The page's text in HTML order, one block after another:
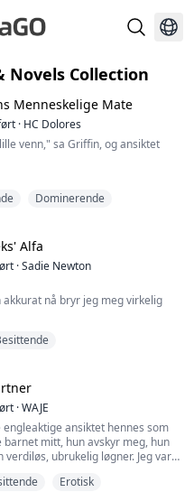
Novels Collection
Menneskelige Mate
· HC Dolores
venn," sa Griffin, og ansiktet
inni meg. En del av meg
sine til å stryke kinnet mitt,
seg overalt.
Dominerende
Alfa
·Sadie Newton
akkurat nå bryr jeg meg virkelig
finner sin plass mellom beina
berører lett huden min, og jeg
gjennom underlivet mitt.
·WAJE
engleaktige ansiktet hennes som
mitt, hun avskyr meg, hun
verdiløs, ubrukelig løgner. Jeg var
henne, jeg forandret hvem jeg
Erotisk